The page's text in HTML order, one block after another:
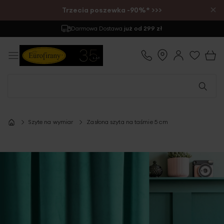
Trzecia poszewka -90%* >>> ×
Darmowa Dostawa już od 299 zł
Szyte na wymiar Zasłona szyta na taśmie 5 cm